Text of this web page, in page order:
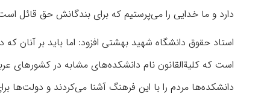
دارد و ما خدایی را می‌پرستیم که برای بندگانش حق قائل
استاد حقوق دانشگاه شهید بهشتی افزود: اما باید بر آنان
است که کلیة‌القانون نام دانشکده‌های مشابه در کشورهای
دانشکده‌ها مردم را با این فرهنگ آشنا می‌کردند و دولت‌ها